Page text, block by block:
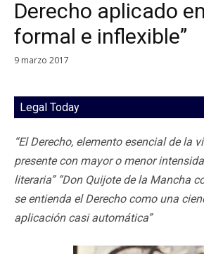
Derecho aplicado
formal e inflexible”
9 marzo 2017
Legal Today
“El Derecho, elemento esencial de la
presente con mayor o menor
literaria” “Don Quijote de la Mancha
se entienda el Derecho como una
aplicación casi automática”